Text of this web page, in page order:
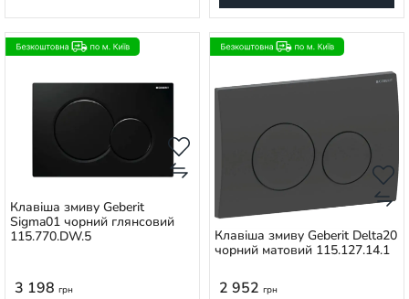
Клавіша змиву Geberit
Sigma01 чорний глянсовий
115.770.DW.5
3 198 грн
Клавіша змиву Geberit Delta20
чорний матовий 115.127.14.1
2 952 грн